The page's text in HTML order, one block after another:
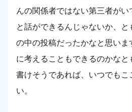
んの関係者ではない第三者がい
と話ができるんじゃないか、
の中の投稿だったかなと思い
に考えることもできるのかなと
書けそうであれば、いつでもこ
い。